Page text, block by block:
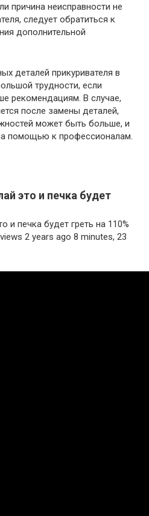
причина неисправности не
следует обратиться к
дополнительной
деталей прикуривателя в
трудности, если
рекомендациям. В случае,
после замены деталей,
может быть больше, и
помощью к профессионалам.
это и печка будет
и печка будет греть на 110%
2 years ago 8 minutes, 23